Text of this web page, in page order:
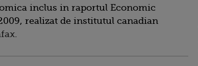
inclus in raportul Economic
realizat de institutul canadian
.